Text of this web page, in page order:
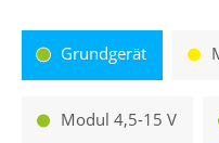
Grundgerät
Modul 4,5-15 V